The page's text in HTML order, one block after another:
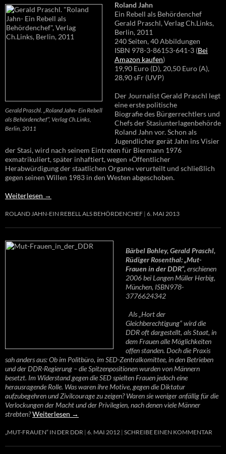
Gerald Praschl. „Roland Jahn- Ein Rebell
als Behördenchef“, Verlag Ch.Links,
Berlin, 2011
Roland Jahn
Ein Rebell als Behördenchef
Gerald Praschl, Verlag Ch.Links,
Berlin, 2011
240 Seiten, 40 Abbildungen
ISBN 978-3-86153-641-3 (Bei
Amazon kaufen)
19,90 Euro (D), 20,50 Euro (A),
28,90 sFr (UVP)
Der Journalist Gerald Praschl legt
eine erste politische
Biografie des Bürgerrechtlers und
Chefs der Stasiunterlagenbehörde
Roland Jahn vor. Schon als
Jugendlicher gerät Jahn ins Visier
der Stasi, wird nach seinem Eintreten für Biermann 1976
exmatrikuliert, später inhaftiert, wegen »Öffentlicher
Herabwürdigung der staatlichen Organe« verurteilt und schließlich
gegen seinen Willen 1983 in den Westen abgeschoben.
Weiterlesen →
ROLAND JAHN-EIN REBELL ALS BEHÖRDENCHEF 6. MAI 2013
Bärbel Bohley, Gerald Praschl,
Rüdiger Rosenthal: „Mut-
Frauen in der DDR“,erschienen
2006 bei Langen Müller Herbig,
München, ISBN978-
3776624342
Als „Hort der
Gleichberechtigung“ wird die
DDR oft dargestellt, als Staat, in
dem Frauen alle Möglichkeiten
offen standen. Doch die Praxis
sah anders aus: Ob im Politbüro, im SED-Zentralkomittee, in den Betrieben
und der DDR-Regierung – die Spitzenpositionen wurden von Männern
besetzt. Im Widerstand gegen die SED spielten Frauen jedoch eine
herausragende Rolle. Was waren ihre Motive, gegen die Diktatur
aufzubegehren und Zivilcourage zu zeigen? Waren sie weniger anfällig für die
Verlockungen der Macht und der Privilegien, nach denen viele Männer
strebten?Weiterlesen →
„MUT-FRAUEN“ IN DER DDR 6. MAI 2012 SCHREIBE EINEN KOMMENTAR